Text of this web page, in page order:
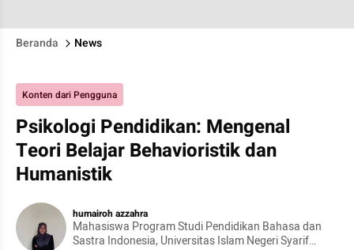
Beranda News
Konten dari Pengguna
Psikologi Pendidikan: Mengenal
Teori Belajar Behavioristik dan
Humanistik
humairoh azzahra
Mahasiswa Program Studi Pendidikan Bahasa dan
Sastra Indonesia, Universitas Islam Negeri Syarif